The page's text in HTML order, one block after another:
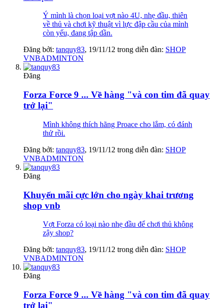
Ý mình là chọn loại vợt nào 4U, nhẹ đầu, thiên
về thủ và chơi kỹ thuật vì lực đập cầu của mình
còn yếu, đang tập dần.
Đăng bởi: tanquy83, 19/11/12 trong diễn đàn: SHOP
VNBADMINTON
Đăng
Forza Force 9 ... Về hàng "và con tim đã quay
trở lại"
Mình không thích hãng Proace cho lắm, có đánh
thử rồi.
Đăng bởi: tanquy83, 19/11/12 trong diễn đàn: SHOP
VNBADMINTON
Đăng
Khuyến mãi cực lớn cho ngày khai trương
shop vnb
Vợt Forza có loại nào nhẹ đầu để chơi thủ không
zậy shop?
Đăng bởi: tanquy83, 19/11/12 trong diễn đàn: SHOP
VNBADMINTON
Đăng
Forza Force 9 ... Về hàng "và con tim đã quay
trở lại"